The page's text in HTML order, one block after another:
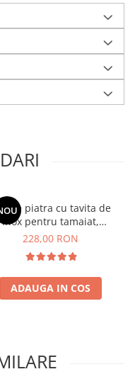
de piatra cu tavita de
inox pentru tamaiat,
Mandala
228,00 RON
ADAUGA IN COS